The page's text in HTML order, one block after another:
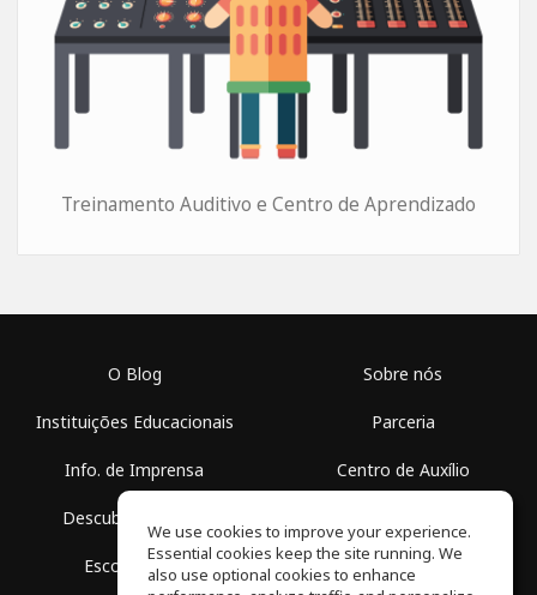
Treinamento Auditivo e Centro de Aprendizado
O Blog
Instituições Educacionais
Info. de Imprensa
Descubra Espaços
Escola Grátis
Sobre nós
Parceria
Centro de Auxílio
Política de Privacidade
We use cookies to improve your experience.
Essential cookies keep the site running. We
also use optional cookies to enhance